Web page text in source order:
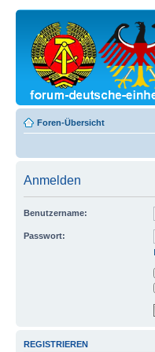
Foren-Übersicht
Anmelden
Benutzername:
Passwort:
REGISTRIEREN